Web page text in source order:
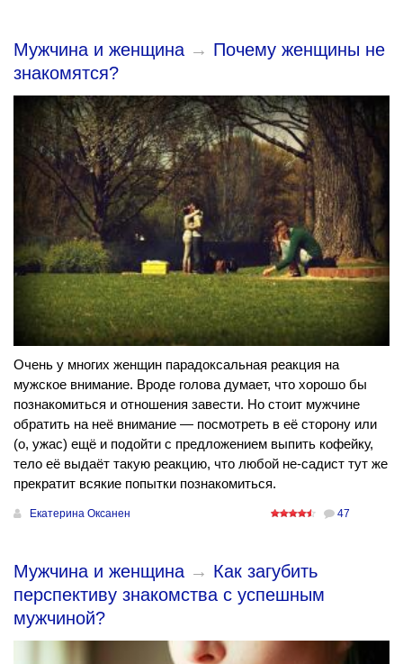
Мужчина и женщина → Почему женщины не
знакомятся?
Очень у многих женщин парадоксальная реакция на
мужское внимание. Вроде голова думает, что хорошо бы
познакомиться и отношения завести. Но стоит мужчине
обратить на неё внимание — посмотреть в её сторону или
(о, ужас) ещё и подойти с предложением выпить кофейку,
тело её выдаёт такую реакцию, что любой не-садист тут же
прекратит всякие попытки познакомиться.
Екатерина Оксанен 47
Мужчина и женщина → Как загубить
перспективу знакомства с успешным
мужчиной?